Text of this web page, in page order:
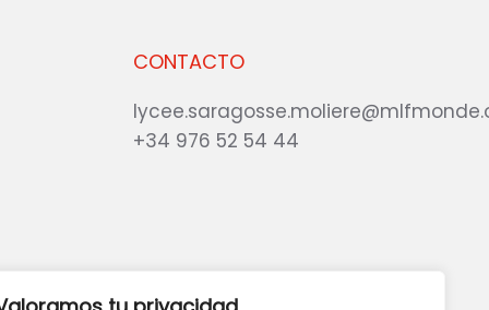
CONTACTO
+34 976 52 54 44